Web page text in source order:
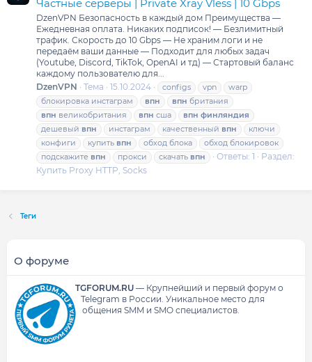
Частные серверы | Private Xray Vless | 10 Gbps
DzenVPN Безопасность в каждый дом Преимущества —
Ежедневная оплата. Никаких подписок! — Безлимитный
трафик. Скорость до 10 Gbps — Не храним логи и не
передаём ваши данные — Подходит для любых задач
(Youtube, Discord, TikTok, OpenAI и тд) — Стартовый баланс
каждому пользователю для...
DzenVPN
Тема 15.10.2024 configs vpn
warp
блокировка инстаграм
впн впн британия
впн великобритания впн сша впн финляндия
дешевый впн инстаграм качественный впн
ключи
конфиги
купить впн обход блока
обход блокировок
подскажите впн прокси скачать впн Ответы: 1
Раздел:
Купить Proxy HTTP, Socks
Теги
О форуме
TGFORUM.RU— Крупнейший и первый форум о
Telegram в России. Уникальное место для
общения SMM и SMO специалистов.